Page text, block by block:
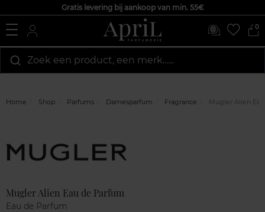
Gratis levering bij aankoop van min. 55€
0
Zoek een product, een merk…...
Home Shop Parfums Damesparfum Fragrance Mugler Alien
Mugler Alien Eau de Parfum
Eau de Parfum